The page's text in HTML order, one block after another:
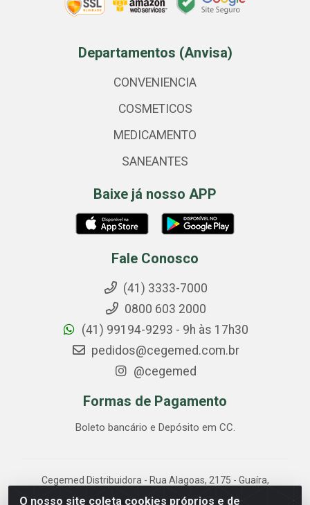
O nosso site coleta cookies próprios e de
Departamentos (Anvisa)
CONVENIENCIA
COSMETICOS
MEDICAMENTO
SANEANTES
Baixe já nosso APP
Fale Conosco
(41) 3333-7000
0800 603 2000
(41) 99194-9293 - 9h às 17h30
pedidos@cegemed.com.br
@cegemed
Formas de Pagamento
Boleto bancário e Depósito em CC.
Cegemed Distribuidora - Rua Alagoas, 2175 - Guaíra,
Curitiba/PR - CEP 80.630-050 - CNPJ 85.017.994/0001-